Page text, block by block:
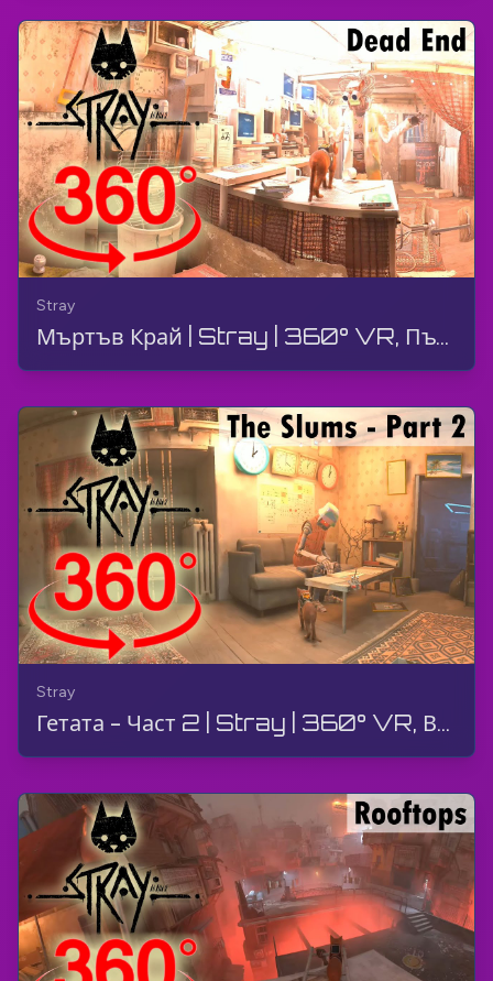
Stray
Мъртъв Край | Stray | 360° VR, Пътеводител, Геймплей, Без коментар, 4K
Stray
Гетата - Част 2 | Stray | 360° VR, Видео игра, Геймплей, Без Коментар, 4K